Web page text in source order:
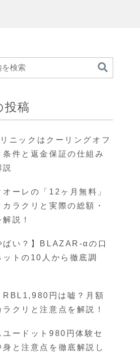
投稿
ニックはクーリングオフ
条件と返金保証の仕組み
オーレの「12ヶ月無料」
カラクリと実際の総額・
説！
ばい？】BLAZAR-αの口
ットの10人から徹底調
RBL1,980円は嘘？月額
クリと注意点を解説！
ユードット980円体験セ
身と注意点を徹底解説し